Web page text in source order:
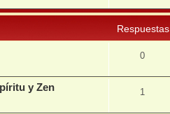
Respuestas
0
y Zen 1